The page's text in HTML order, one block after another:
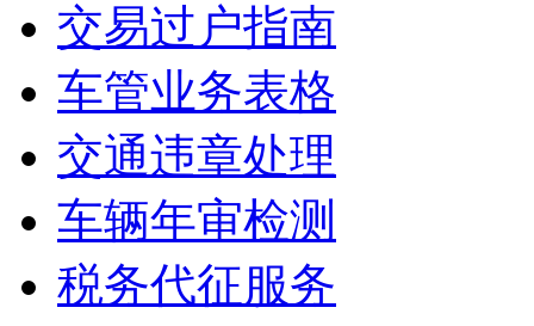
交易过户指南
车管业务表格
交通违章处理
车辆年审检测
税务代征服务